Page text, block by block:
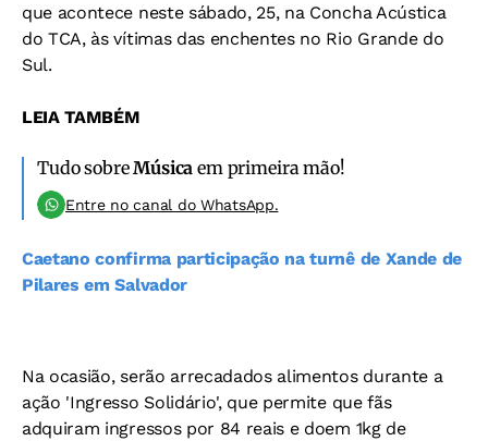
que acontece neste sábado, 25, na Concha Acústica
do TCA, às vítimas das enchentes no Rio Grande do
Sul.
LEIA TAMBÉM
Tudo sobreMúsica em primeira mão!
Entre no canal do WhatsApp.
Caetano confirma participação na turnê de Xande de
Pilares em Salvador
Na ocasião, serão arrecadados alimentos durante a
ação 'Ingresso Solidário', que permite que fãs
adquiram ingressos por 84 reais e doem 1kg de